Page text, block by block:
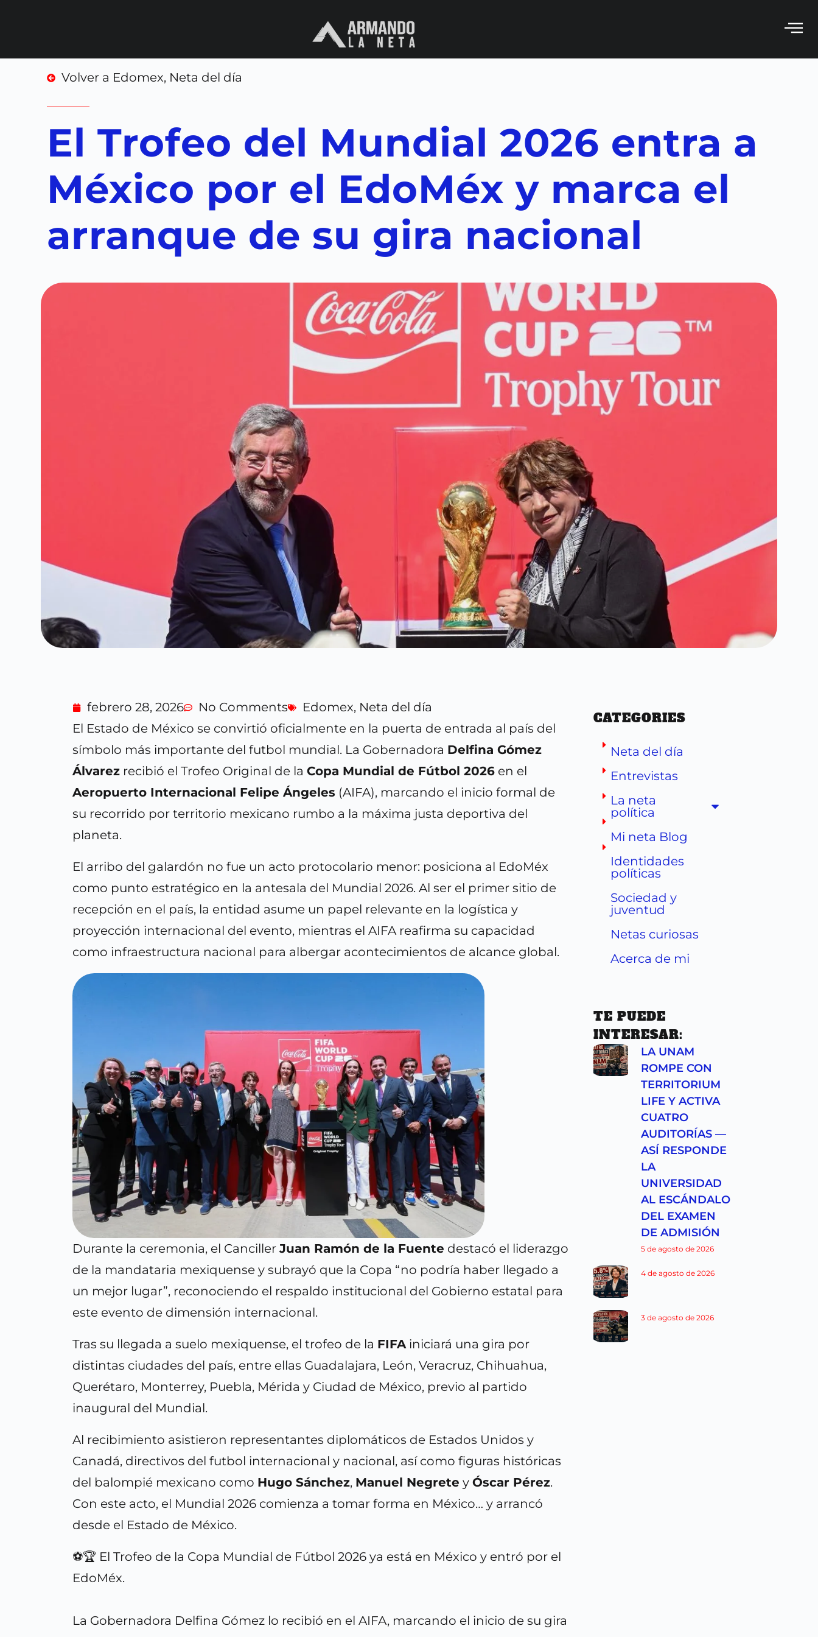
Volver a Edomex, Neta del día
El Trofeo del Mundial 2026 entra a
México por el EdoMéx y marca el
arranque de su gira nacional
febrero 28, 2026 No Comments Edomex, Neta del día
El Estado de México se convirtió oficialmente en la puerta de entrada al país del
símbolo más importante del futbol mundial. La Gobernadora Delfina Gómez
Álvarez recibió el Trofeo Original de laCopa Mundial de Fútbol 2026 en el
Aeropuerto Internacional Felipe Ángeles (AIFA), marcando el inicio formal de
su recorrido por territorio mexicano rumbo a la máxima justa deportiva del
planeta.
El arribo del galardón no fue un acto protocolario menor: posiciona al EdoMéx
como punto estratégico en la antesala del Mundial 2026. Al ser el primer sitio de
recepción en el país, la entidad asume un papel relevante en la logística y
proyección internacional del evento, mientras el AIFA reafirma su capacidad
como infraestructura nacional para albergar acontecimientos de alcance global.
Durante la ceremonia, el CancillerJuan Ramón de la Fuente destacó el liderazgo
de la mandataria mexiquense y subrayó que la Copa “no podría haber llegado a
un mejor lugar”, reconociendo el respaldo institucional del Gobierno estatal para
este evento de dimensión internacional.
Tras su llegada a suelo mexiquense, el trofeo de la FIFAiniciará una gira por
distintas ciudades del país, entre ellas Guadalajara, León, Veracruz, Chihuahua,
Querétaro, Monterrey, Puebla, Mérida y Ciudad de México, previo al partido
inaugural del Mundial.
Al recibimiento asistieron representantes diplomáticos de Estados Unidos y
Canadá, directivos del futbol internacional y nacional, así como figuras históricas
del balompié mexicano como Hugo Sánchez, Manuel Negrete yÓscar Pérez.
Con este acto, el Mundial 2026 comienza a tomar forma en México… y arrancó
desde el Estado de México.
⚽🏆 El Trofeo de la Copa Mundial de Fútbol 2026 ya está en México y entró por el
EdoMéx.
La Gobernadora Delfina Gómez lo recibió en el AIFA, marcando el inicio de su gira
CATEGORIES
Neta del día
Entrevistas
La neta
política
Mi neta Blog
Identidades
políticas
Sociedad y
juventud
Netas curiosas
Acerca de mi
TE PUEDE
INTERESAR:
LA UNAM
ROMPE CON
TERRITORIUM
LIFE Y ACTIVA
CUATRO
AUDITORÍAS —
ASÍ RESPONDE
LA
UNIVERSIDAD
AL ESCÁNDALO
DEL EXAMEN
DE ADMISIÓN
5 de agosto de 2026
4 de agosto de 2026
3 de agosto de 2026